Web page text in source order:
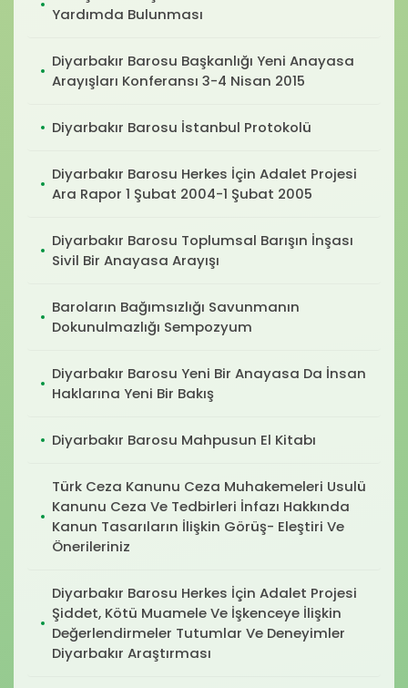
Yardımda Bulunması
Diyarbakır Barosu Başkanlığı Yeni Anayasa
Arayışları Konferansı 3-4 Nisan 2015
Diyarbakır Barosu İstanbul Protokolü
Diyarbakır Barosu Herkes İçin Adalet Projesi
Ara Rapor 1 Şubat 2004-1 Şubat 2005
Diyarbakır Barosu Toplumsal Barışın İnşası
Sivil Bir Anayasa Arayışı
Baroların Bağımsızlığı Savunmanın
Dokunulmazlığı Sempozyum
Diyarbakır Barosu Yeni Bir Anayasa Da İnsan
Haklarına Yeni Bir Bakış
Diyarbakır Barosu Mahpusun El Kitabı
Türk Ceza Kanunu Ceza Muhakemeleri Usulü
Kanunu Ceza Ve Tedbirleri İnfazı Hakkında
Kanun Tasarıların İlişkin Görüş- Eleştiri Ve
Önerileriniz
Diyarbakır Barosu Herkes İçin Adalet Projesi
Şiddet, Kötü Muamele Ve İşkenceye İlişkin
Değerlendirmeler Tutumlar Ve Deneyimler
Diyarbakır Araştırması